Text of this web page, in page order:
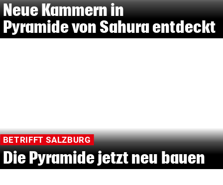
Neue Kammern in
Pyramide von Sahura entdeckt
BETRIFFT SALZBURG
Die Pyramide jetzt neu bauen